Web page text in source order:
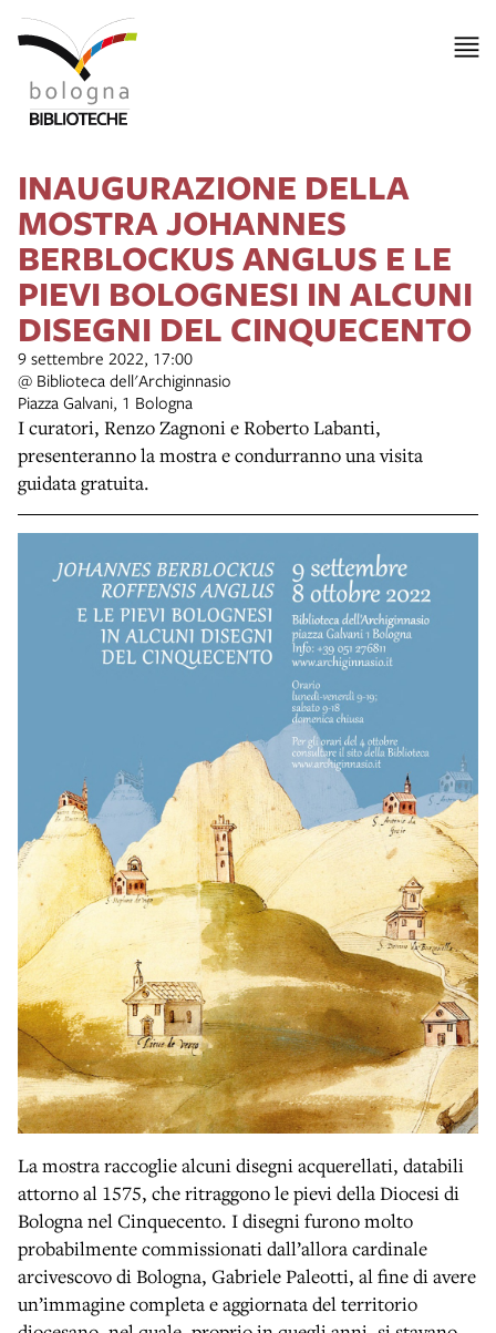
INAUGURAZIONE DELLA
MOSTRA JOHANNES
BERBLOCKUS ANGLUS E LE
PIEVI BOLOGNESI IN ALCUNI
DISEGNI DEL CINQUECENTO
9 settembre 2022, 17:00
@ Biblioteca dell'Archiginnasio
Piazza Galvani, 1 Bologna
I curatori, Renzo Zagnoni e Roberto Labanti,
presenteranno la mostra e condurranno una visita
guidata gratuita.
La mostra raccoglie alcuni disegni acquerellati, databili
attorno al 1575, che ritraggono le pievi della Diocesi di
Bologna nel Cinquecento. I disegni furono molto
probabilmente commissionati dall’allora cardinale
arcivescovo di Bologna, Gabriele Paleotti, al fine di avere
un’immagine completa e aggiornata del territorio